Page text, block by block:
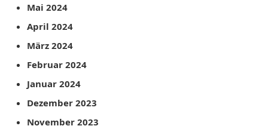
Mai 2024
April 2024
März 2024
Februar 2024
Januar 2024
Dezember 2023
November 2023